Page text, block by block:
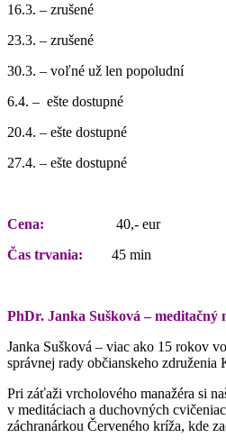
16.3. – zrušené
23.3. – zrušené
30.3. – voľné už len popoludní
6.4. – ešte dostupné
20.4. – ešte dostupné
27.4. – ešte dostupné
Cena: 40,- eur
Čas trvania: 45 min
PhDr. Janka Sušková –
Janka Sušková – viac ako 15 rokov
správnej rady občianskeho združenia
Pri záťaži vrcholového manažéra si
v meditáciach a duchovných
záchranárkou Červeného kríža, kde